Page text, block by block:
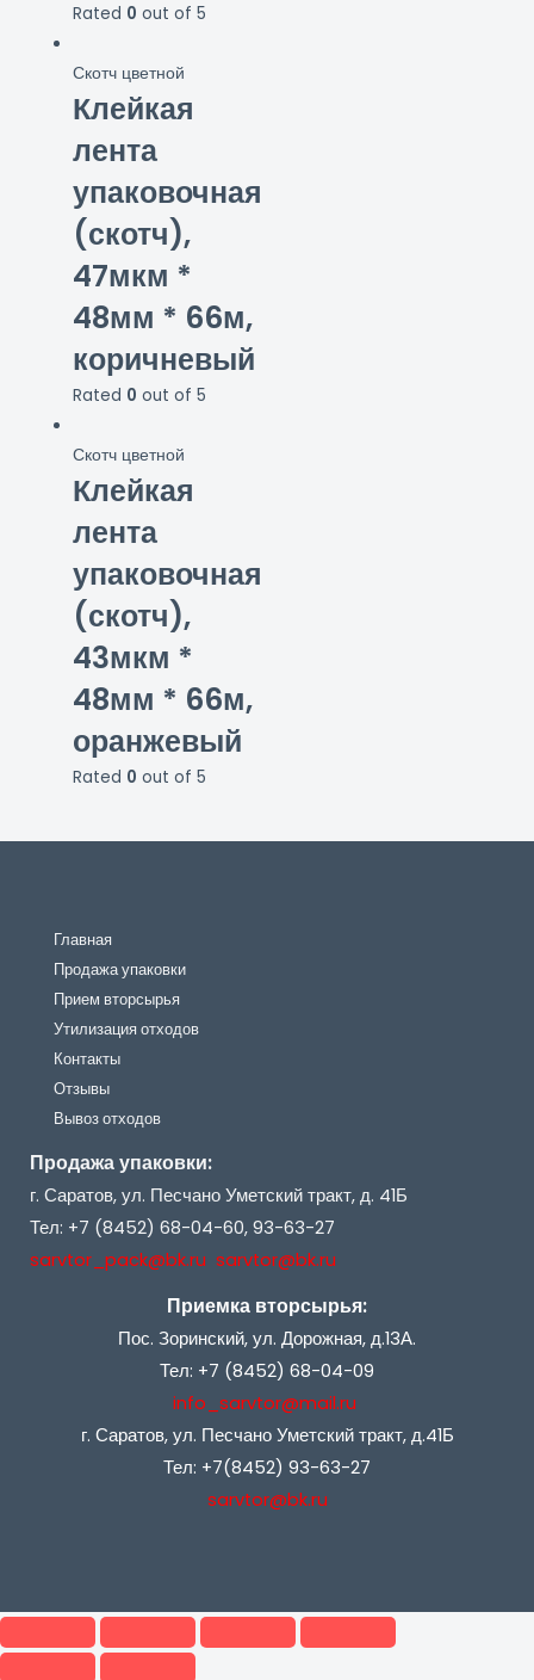
Rated 0 out of 5
Скотч цветной
Клейкая
лента
упаковочная
(скотч),
47мкм *
48мм * 66м,
коричневый
Rated 0 out of 5
Скотч цветной
Клейкая
лента
упаковочная
(скотч),
43мкм *
48мм * 66м,
оранжевый
Rated 0 out of 5
Главная
Продажа упаковки
Прием вторсырья
Утилизация отходов
Контакты
Отзывы
Вывоз отходов
Продажа упаковки:
г. Саратов, ул. Песчано Уметский тракт, д. 41Б
Тел: +7 (8452) 68-04-60, 93-63-27
sarvtor_pack@bk.ru sarvtor@bk.ru
Приемка вторсырья:
Пос. Зоринский, ул. Дорожная, д.13А.
Тел: +7 (8452) 68-04-09
info_sarvtor@mail.ru
г. Саратов, ул. Песчано Уметский тракт, д.41Б
Тел: +7(8452) 93-63-27
sarvtor@bk.ru